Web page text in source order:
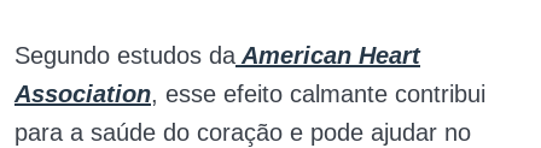
Segundo estudos da American Heart
Association, esse efeito calmante contribui
para a saúde do coração e pode ajudar no